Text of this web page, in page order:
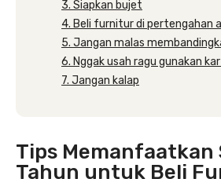
3. Siapkan bujet
4. Beli furnitur di pertengahan
5. Jangan malas
6. Nggak usah ragu gunakan
7. Jangan kalap
Tips Memanfaatkan
Tahun untuk Beli